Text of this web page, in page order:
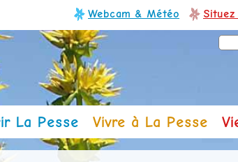
Webcam & Météo Situez
La Pesse Vivre à La Pesse